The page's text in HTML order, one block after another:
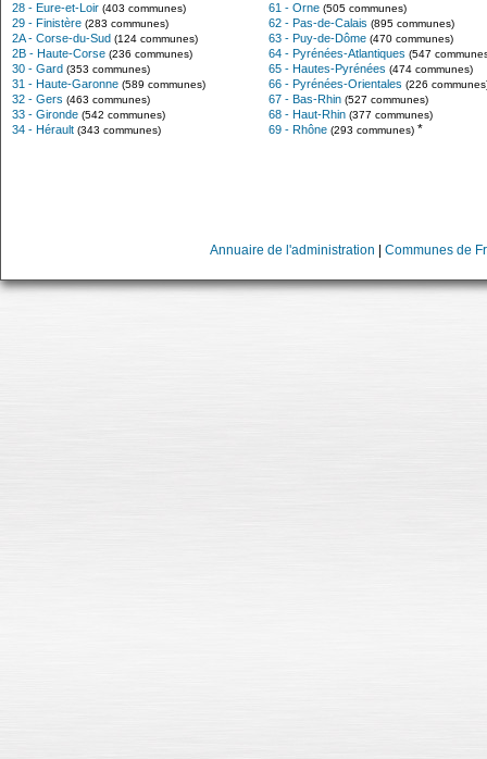
28 - Eure-et-Loir (403 communes)
29 - Finistère (283 communes)
2A - Corse-du-Sud (124 communes)
2B - Haute-Corse (236 communes)
30 - Gard (353 communes)
31 - Haute-Garonne (589 communes)
32 - Gers (463 communes)
33 - Gironde (542 communes)
34 - Hérault (343 communes)
61 - Orne (505 communes)
62 - Pas-de-Calais (895 communes)
63 - Puy-de-Dôme (470 communes)
64 - Pyrénées-Atlantiques (547
65 - Hautes-Pyrénées (474 communes)
66 - Pyrénées-Orientales (226
67 - Bas-Rhin (527 communes)
68 - Haut-Rhin (377 communes)
69 - Rhône (293 communes) *
Annuaire de l'administration Communes de